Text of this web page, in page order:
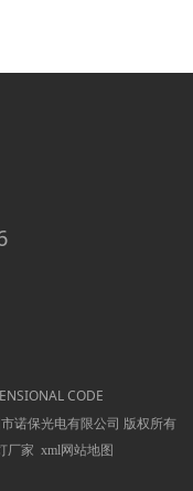
CODE
诺保光电有限公司 版权所有
厂家 xml网站地图